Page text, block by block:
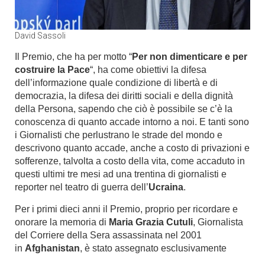
David Sassoli
Il Premio, che ha per motto “Per non dimenticare e per
costruire la Pace“, ha come obiettivi la difesa
dell’informazione quale condizione di libertà e di
democrazia, la difesa dei diritti sociali e della dignità
della Persona, sapendo che ciò è possibile se c’è la
conoscenza di quanto accade intorno a noi. E tanti sono
i Giornalisti che perlustrano le strade del mondo e
descrivono quanto accade, anche a costo di privazioni e
sofferenze, talvolta a costo della vita, come accaduto in
questi ultimi tre mesi ad una trentina di giornalisti e
reporter nel teatro di guerra dell’Ucraina.
Per i primi dieci anni il Premio, proprio per ricordare e
onorare la memoria di Maria Grazia Cutuli, Giornalista
del Corriere della Sera assassinata nel 2001
in Afghanistan, è stato assegnato esclusivamente